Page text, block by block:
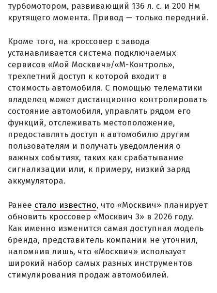
турбомотором, развивающий 136 л. с. и 200 Нм
крутящего момента. Привод — только передний.
Кроме того, на кроссовер с завода
устанавливается система подключаемых
сервисов «Мой Москвич»/«М-Контроль»,
трехлетний доступ к которой входит в
стоимость автомобиля. С помощью телематики
владелец может дистанционно контролировать
состояние автомобиля, управлять рядом его
функций, отслеживать местоположение,
предоставлять доступ к автомобилю другим
пользователям и получать уведомления о
важных событиях, таких как срабатывание
сигнализации или, к примеру, низкий заряд
аккумулятора.
Ранее стало известно, что «Москвич» планирует
обновить кроссовер «Москвич 3» в 2026 году.
Как именно изменится самая доступная модель
бренда, представитель компании не уточнил,
напомнив лишь, что «Москвич» использует
широкий набор самых разных инструментов
стимулирования продаж автомобилей.